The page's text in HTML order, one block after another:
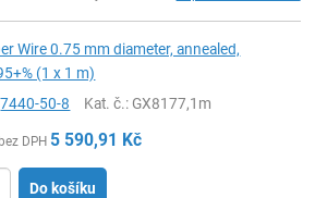
Wire 0.75 mm diameter, annealed,
(1 x 1 m)
7440-50-8 Kat. č.: GX8177,1m
DPH 5 590,91 Kč
Do košíku